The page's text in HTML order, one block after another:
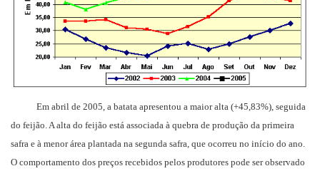
Em abril de 2005, a batata apresentou a maior alta (+45,83%), seguida
do feijão. A alta do feijão está associada à quebra de produção da primeira
safra e à menor área plantada na segunda safra, que ocorreu no início do ano.
O comportamento dos preços recebidos pelos produtores pode ser observado